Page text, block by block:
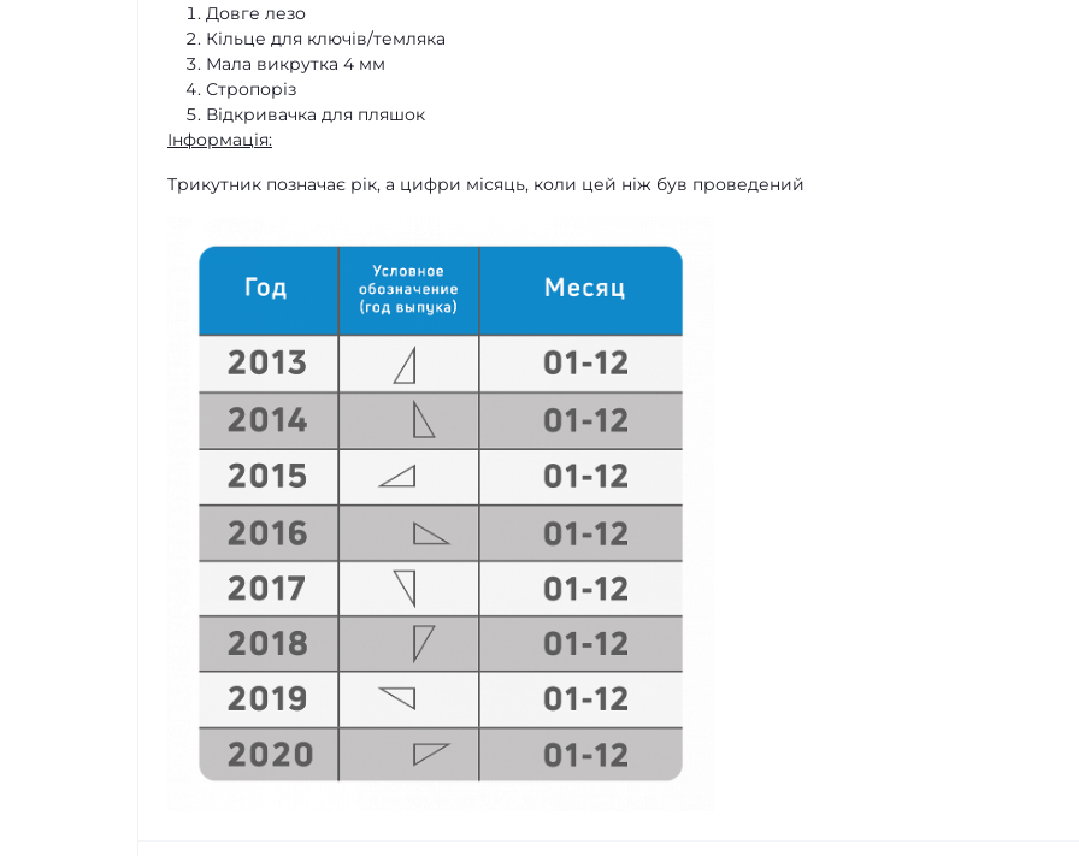
Довге лезо
Кільце для ключів/темляка
Мала викрутка 4 мм
Стропоріз
Відкривачка для пляшок
Інформація:
Трикутник позначає рік, а цифри місяць, коли цей ніж був проведений